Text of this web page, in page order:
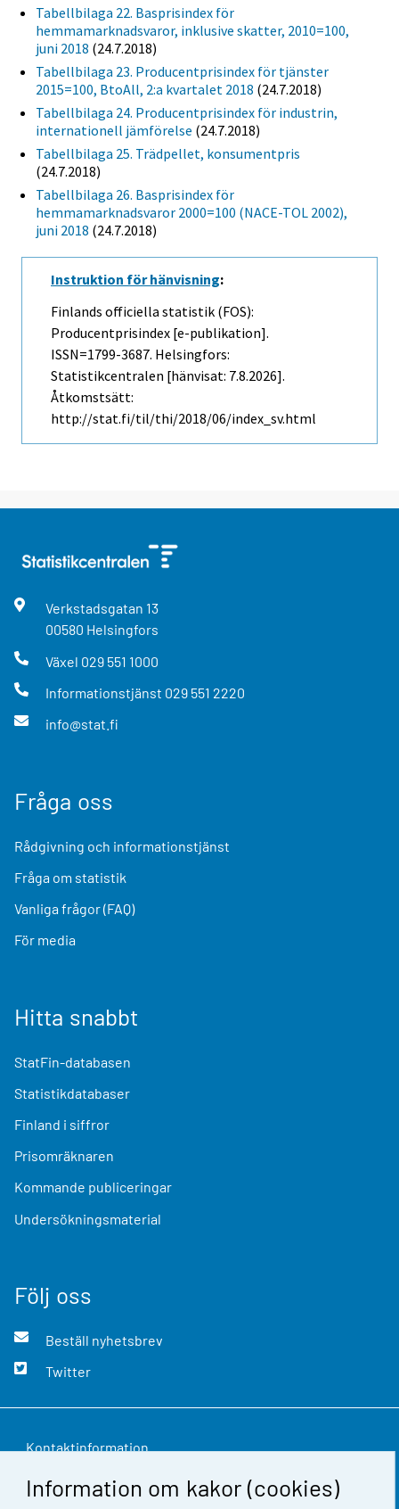
Information om kakor (cookies)
Tabellbilaga 22. Basprisindex för
hemmamarknadsvaror, inklusive skatter, 2010=100,
juni 2018 (24.7.2018)
Tabellbilaga 23. Producentprisindex för tjänster
2015=100, BtoAll, 2:a kvartalet 2018 (24.7.2018)
Tabellbilaga 24. Producentprisindex för industrin,
internationell jämförelse (24.7.2018)
Tabellbilaga 25. Trädpellet, konsumentpris
(24.7.2018)
Tabellbilaga 26. Basprisindex för
hemmamarknadsvaror 2000=100 (NACE-TOL 2002),
juni 2018 (24.7.2018)
Instruktion för hänvisning:
Finlands officiella statistik (FOS):
Producentprisindex [e-publikation].
ISSN=1799-3687. Helsingfors:
Statistikcentralen [hänvisat: 7.8.2026].
Åtkomstsätt:
http://stat.fi/til/thi/2018/06/index_sv.html
Verkstadsgatan 13
00580 Helsingfors
Växel 029 551 1000
Informationstjänst 029 551 2220
info@stat.fi
Fråga oss
Rådgivning och informationstjänst
Fråga om statistik
Vanliga frågor (FAQ)
För media
Hitta snabbt
StatFin-databasen
Statistikdatabaser
Finland i siffror
Prisomräknaren
Kommande publiceringar
Undersökningsmaterial
Följ oss
Beställ nyhetsbrev
Twitter
Kontaktinformation
Respons